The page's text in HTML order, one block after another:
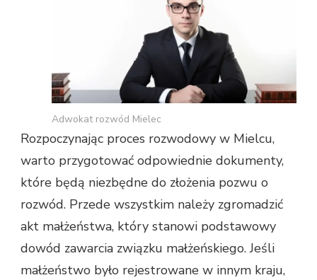
Adwokat rozwód Mielec
Rozpoczynając proces rozwodowy w Mielcu,
warto przygotować odpowiednie dokumenty,
które będą niezbędne do złożenia pozwu o
rozwód. Przede wszystkim należy zgromadzić
akt małżeństwa, który stanowi podstawowy
dowód zawarcia związku małżeńskiego. Jeśli
małżeństwo było rejestrowane w innym kraju,